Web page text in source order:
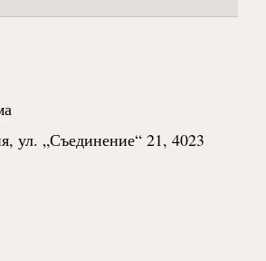
ул. „Съединение“ 21, 4023